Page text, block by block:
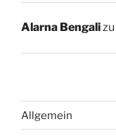
Alarna Bengalizu
Allgemein